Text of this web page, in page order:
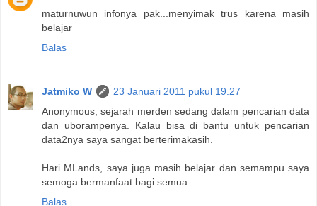
maturnuwun infonya pak...menyimak trus karena masih
belajar
Balas
Jatmiko W
23 Januari 2011 pukul 19.27
Anonymous, sejarah merden sedang dalam pencarian data
dan uborampenya. Kalau bisa di bantu untuk pencarian
data2nya saya sangat berterimakasih.
Hari MLands, saya juga masih belajar dan semampu saya
semoga bermanfaat bagi semua.
Balas